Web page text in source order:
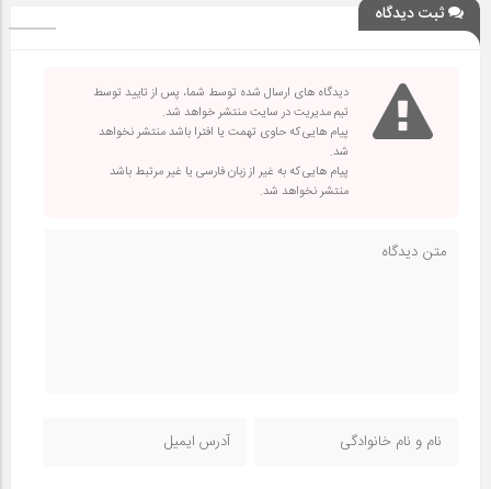
ثبت دیدگاه
دیدگاه های ارسال شده توسط شما، پس از تایید توسط
تیم مدیریت در سایت منتشر خواهد شد.
پیام هایی که حاوی تهمت یا افترا باشد منتشر نخواهد
شد.
پیام هایی که به غیر از زبان فارسی یا غیر مرتبط باشد
منتشر نخواهد شد.